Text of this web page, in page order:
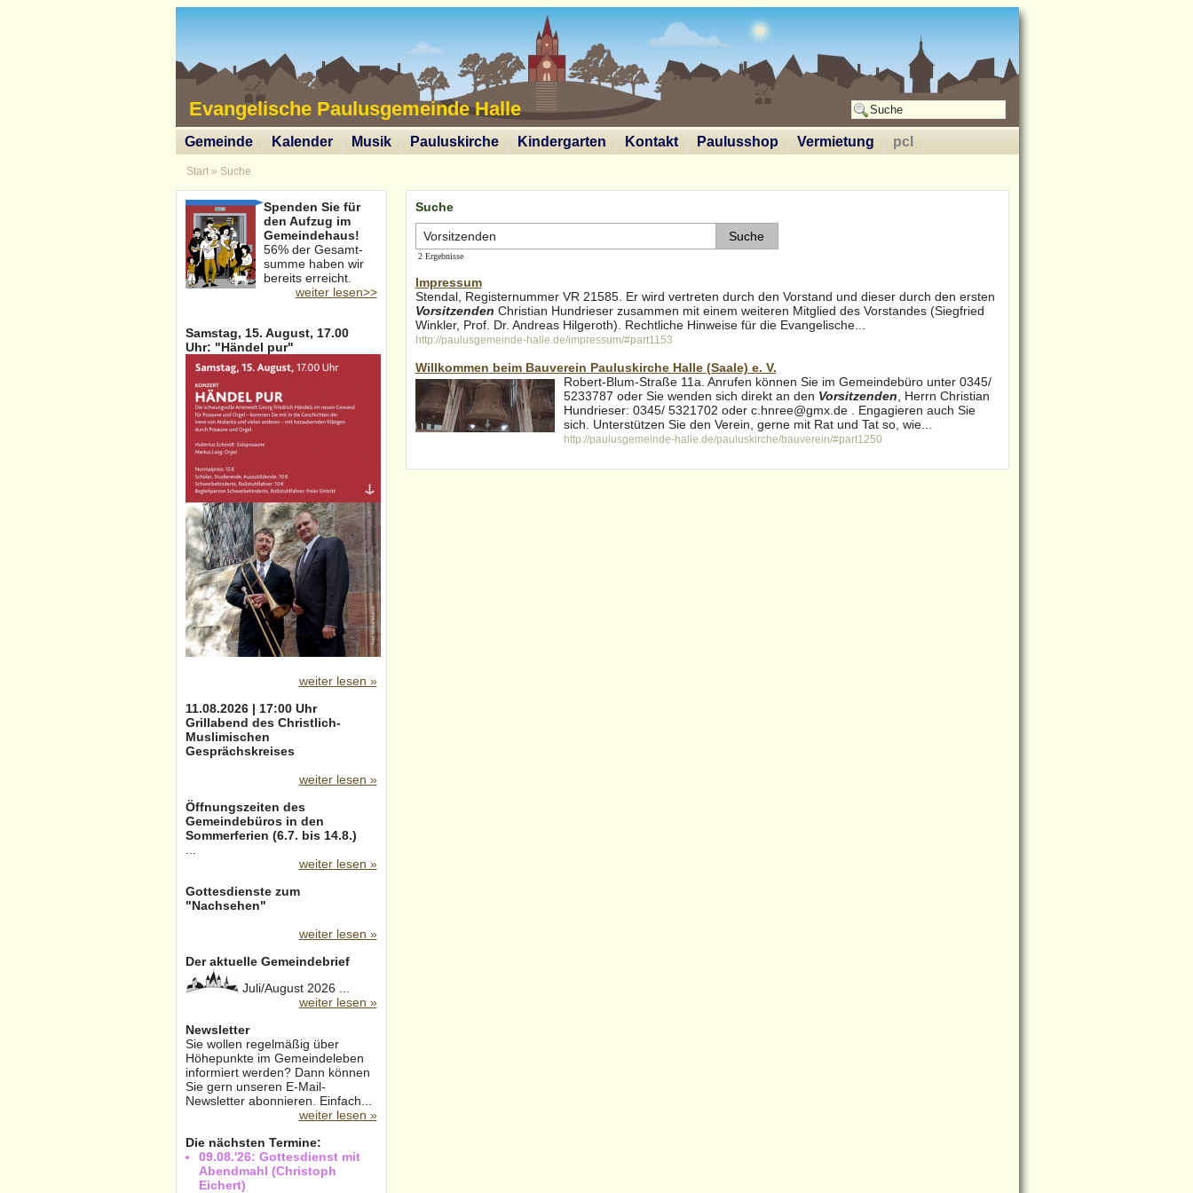
Evangelische Paulusgemeinde Halle
Gemeinde Kalender Musik Pauluskirche Kindergarten Kontakt Paulusshop Vermietung pcl
Start» Suche
Spenden Sie für
den Aufzug im
Gemeindehaus!
56% der Gesamt-
summe haben wir
bereits erreicht.
weiter lesen>>
Samstag, 15. August, 17.00
Uhr: "Händel pur"
weiter lesen »
11.08.2026 | 17:00 Uhr
Grillabend des Christlich-
Muslimischen
Gesprächskreises
weiter lesen »
Öffnungszeiten des
Gemeindebüros in den
Sommerferien (6.7. bis 14.8.)
weiter lesen »
Gottesdienste zum
"Nachsehen"
weiter lesen »
Der aktuelle Gemeindebrief
Juli/August 2026 ...
weiter lesen »
Newsletter
Sie wollen regelmäßig über
Höhepunkte im Gemeindeleben
informiert werden? Dann können
Sie gern unseren E-Mail-
Newsletter abonnieren. Einfach...
weiter lesen »
Die nächsten Termine:
09.08.'26: Gottesdienst mit
Abendmahl (Christoph
Eichert)
Suche
2 Ergebnisse
Impressum
Stendal, Registernummer VR 21585. Er wird vertreten durch den Vorstand und dieser durch den ersten
Vorsitzenden Christian Hundrieser zusammen mit einem weiteren Mitglied des Vorstandes (Siegfried
Winkler, Prof. Dr. Andreas Hilgeroth). Rechtliche Hinweise für die Evangelische...
http://paulusgemeinde-halle.de/impressum/#part1153
Willkommen beim Bauverein Pauluskirche Halle (Saale) e. V.
Robert-Blum-Straße 11a. Anrufen können Sie im Gemeindebüro unter 0345/
5233787 oder Sie wenden sich direkt an den Vorsitzenden , Herrn Christian
Hundrieser: 0345/ 5321702 oder c.hnree@gmx.de . Engagieren auch Sie
sich. Unterstützen Sie den Verein, gerne mit Rat und Tat so, wie...
http://paulusgemeinde-halle.de/pauluskirche/bauverein/#part1250